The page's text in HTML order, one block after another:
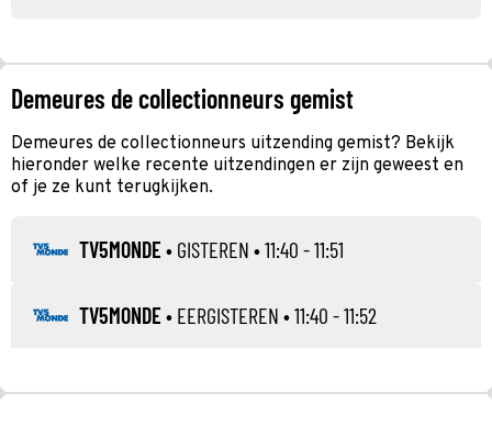
Demeures de collectionneurs gemist
Demeures de collectionneurs uitzending gemist? Bekijk
hieronder welke recente uitzendingen er zijn geweest en
of je ze kunt terugkijken.
TV5MONDE • GISTEREN • 11:40 - 11:51
TV5MONDE • EERGISTEREN • 11:40 - 11:52